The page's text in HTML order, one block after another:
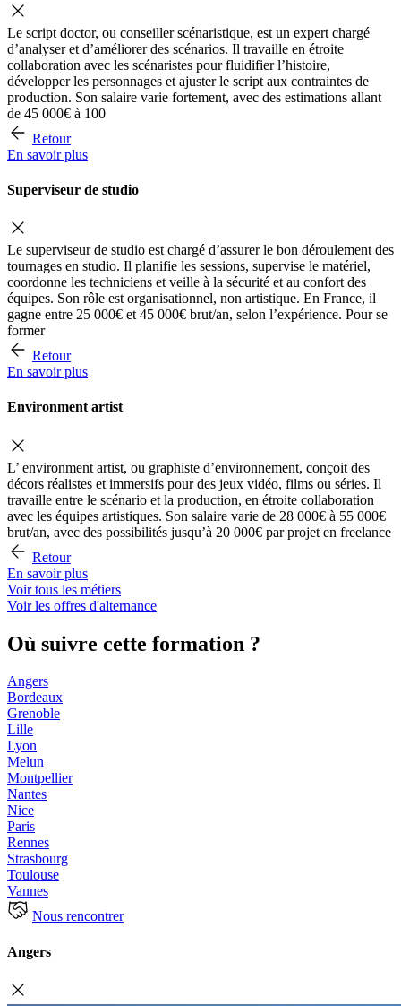
Le script doctor, ou conseiller scénaristique, est un expert chargé
d’analyser et d’améliorer des scénarios. Il travaille en étroite
collaboration avec les scénaristes pour fluidifier l’histoire,
développer les personnages et ajuster le script aux contraintes de
production. Son salaire varie fortement, avec des estimations allant
de 45 000€ à 100
Retour
En savoir plus
Superviseur de studio
Le superviseur de studio est chargé d’assurer le bon déroulement des
tournages en studio. Il planifie les sessions, supervise le matériel,
coordonne les techniciens et veille à la sécurité et au confort des
équipes. Son rôle est organisationnel, non artistique. En France, il
gagne entre 25 000€ et 45 000€ brut/an, selon l’expérience. Pour se
former
Retour
En savoir plus
Environment artist
L’ environment artist, ou graphiste d’environnement, conçoit des
décors réalistes et immersifs pour des jeux vidéo, films ou séries. Il
travaille entre le scénario et la production, en étroite collaboration
avec les équipes artistiques. Son salaire varie de 28 000€ à 55 000€
brut/an, avec des possibilités jusqu’à 20 000€ par projet en freelance
Retour
En savoir plus
Voir tous les métiers
Voir les offres d'alternance
Où suivre cette formation ?
Angers
Bordeaux
Grenoble
Lille
Lyon
Melun
Montpellier
Nantes
Nice
Paris
Rennes
Strasbourg
Toulouse
Vannes
Nous rencontrer
Angers